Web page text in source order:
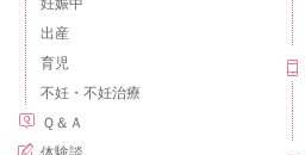
妊娠中
出産
育児
不妊・不妊治療
Ｑ＆Ａ